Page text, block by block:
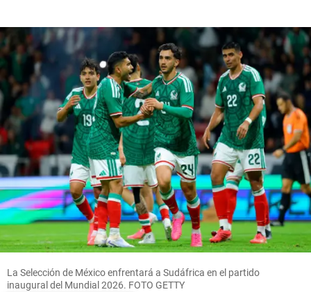
La Selección de México enfrentará a Sudáfrica en el partido
inaugural del Mundial 2026. FOTO GETTY